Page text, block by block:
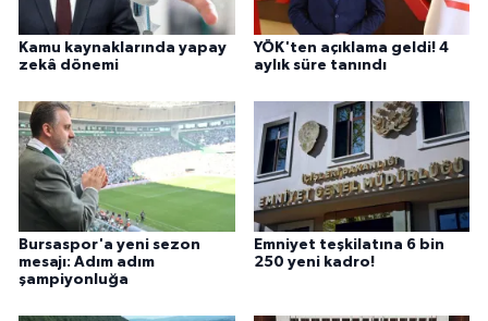
Kamu kaynaklarında yapay
zekâ dönemi
YÖK'ten açıklama geldi! 4
aylık süre tanındı
Bursaspor'a yeni sezon
mesajı: Adım adım
şampiyonluğa
Emniyet teşkilatına 6 bin
250 yeni kadro!